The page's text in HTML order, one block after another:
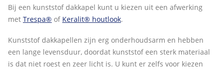
Bij een kunststof dakkapel kunt u kiezen uit een afwerking
met Trespa® of Keralit® houtlook.
Kunststof dakkapellen zijn erg onderhoudsarm en hebben
een lange levensduur, doordat kunststof een sterk materiaal
is dat niet roest en zeer licht is. U kunt er zelfs voor kiezen